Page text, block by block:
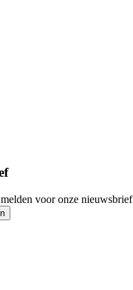
voor onze nieuwsbrief